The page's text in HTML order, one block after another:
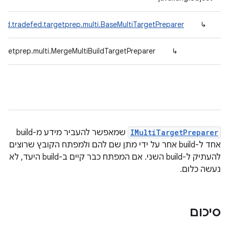
↳
↳
IMultiTargetPreparer
שמאפשר להעביר מידע מ-build
אחד ל-build אחר על ידי מתן שם להם ולמפתח הקובץ שרוצים
להעתיק ל-build השני. אם המפתח כבר קיים ב-build היעד, לא
נעשה כלום.
סיכום